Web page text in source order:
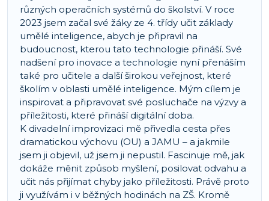
různých operačních systémů do školství. V roce
2023 jsem začal své žáky ze 4. třídy učit základy
umělé inteligence, abych je připravil na
budoucnost, kterou tato technologie přináší. Své
nadšení pro inovace a technologie nyní přenáším
také pro učitele a další širokou veřejnost, které
školím v oblasti umělé inteligence. Mým cílem je
inspirovat a připravovat své posluchače na výzvy a
příležitosti, které přináší digitální doba.
K divadelní improvizaci mě přivedla cesta přes
dramatickou výchovu (OU) a JAMU – a jakmile
jsem ji objevil, už jsem ji nepustil. Fascinuje mě, jak
dokáže měnit způsob myšlení, posilovat odvahu a
učit nás přijímat chyby jako příležitosti. Právě proto
ji využívám i v běžných hodinách na ZŠ. Kromě